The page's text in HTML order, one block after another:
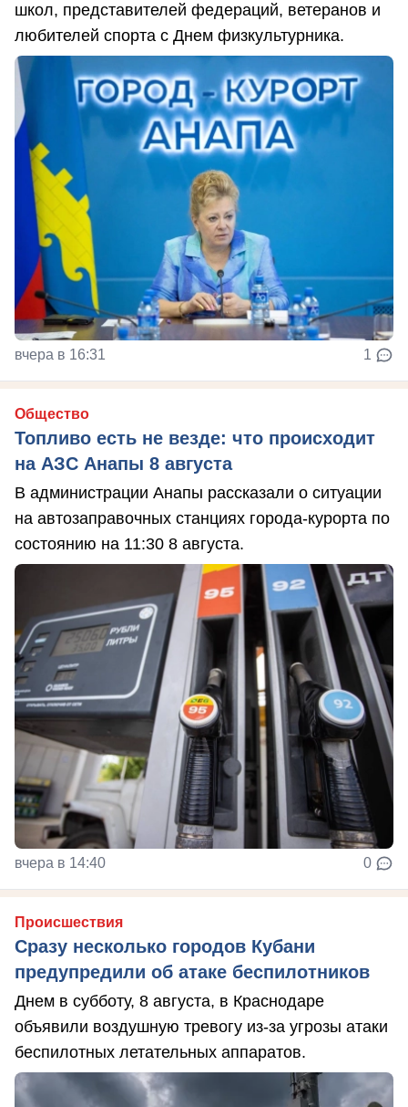
школ, представителей федераций, ветеранов и
любителей спорта с Днем физкультурника.
вчера в 16:31 1
Общество
Топливо есть не везде: что происходит
на АЗС Анапы 8 августа
В администрации Анапы рассказали о ситуации
на автозаправочных станциях города-курорта по
состоянию на 11:30 8 августа.
вчера в 14:40 0
Происшествия
Сразу несколько городов Кубани
предупредили об атаке беспилотников
Днем в субботу, 8 августа, в Краснодаре
объявили воздушную тревогу из-за угрозы атаки
беспилотных летательных аппаратов.